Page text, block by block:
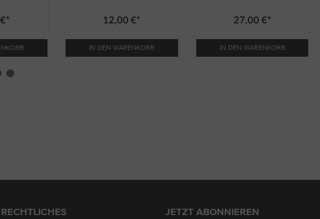
12,00 €*
IN DEN WARENKORB
27,00 €*
IN DEN WARENKORB
RECHTLICHES JETZT ABONNIEREN